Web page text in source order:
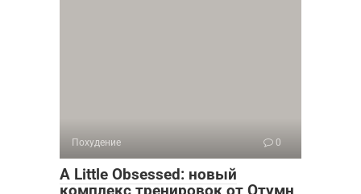
Похудение 0
A Little Obsessed: новый